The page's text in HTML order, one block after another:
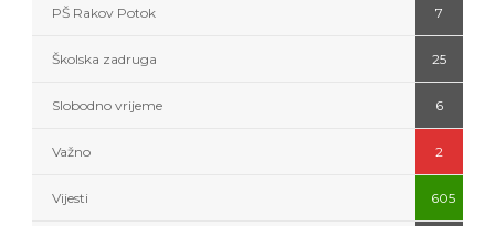
PŠ Rakov Potok 7
Školska zadruga 25
Slobodno vrijeme 6
Važno 2
Vijesti 605